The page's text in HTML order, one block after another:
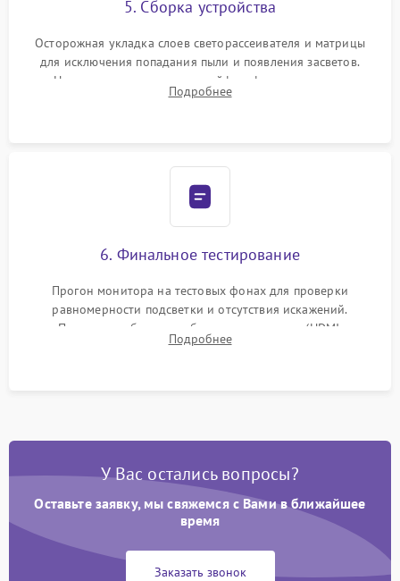
5. Сборка устройства
Осторожная укладка слоев светорассеивателя и матрицы
для исключения попадания пыли и появления засветов.
Надежное подключение шлейфов, фиксация плат и
аккуратное защелкивание пластикового корпуса монитора.
Подробнее
6. Финальное тестирование
Прогон монитора на тестовых фонах для проверки
равномерности подсветки и отсутствия искажений.
Проверка работоспособности всех портов (HDMI,
DisplayPort, VGA) и кнопок управления под нагрузкой в
Подробнее
У Вас остались вопросы?
Оставьте заявку, мы свяжемся с Вами в ближайшее
время
Заказать звонок